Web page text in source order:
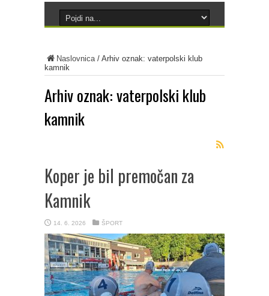
Naslovnica/ Arhiv oznak: vaterpolski klub
kamnik
Arhiv oznak:vaterpolski klub
kamnik
Koper je bil premočan za
Kamnik
14. 6. 2026 ŠPORT